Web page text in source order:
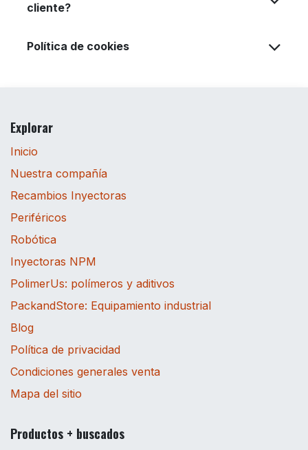
cliente?
Política de cookies
Explorar
Inicio
Nuestra compañía
Recambios Inyectoras
Periféricos
Robótica
Inyectoras NPM
PolimerUs: polímeros y aditivos
PackandStore: Equipamiento industrial
Blog
Política de privacidad
Condiciones generales venta
Mapa del sitio
Productos + buscados